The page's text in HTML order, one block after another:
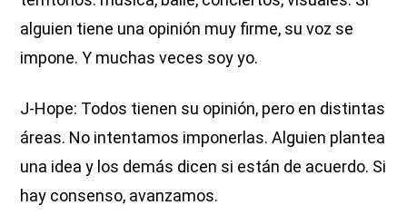
alguien tiene una opinión muy firme, su voz se
impone. Y muchas veces soy yo.
J-Hope: Todos tienen su opinión, pero en distintas
áreas. No intentamos imponerlas. Alguien plantea
una idea y los demás dicen si están de acuerdo. Si
hay consenso, avanzamos.